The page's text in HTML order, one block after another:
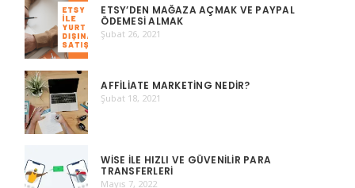
ETSY’DEN MAĞAZA AÇMAK VE PAYPAL
ÖDEMESI ALMAK
Şubat 26, 2021
AFFILIATE MARKETING NEDIR?
Şubat 18, 2021
WISE ILE HIZLI VE GÜVENILIR PARA
TRANSFERLERI
Mayıs 7, 2022